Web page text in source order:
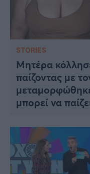
STORIES
Μητέρα
παίζοντας με
μπορεί να